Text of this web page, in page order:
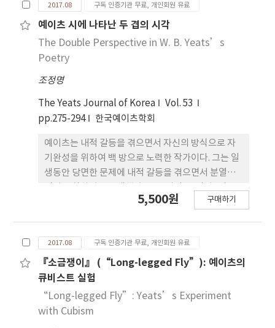
웃고 즐기는 대신에 극의 상징적 의미를 추구하게 된
다. 이 글에서는 『고양이와 달』을 이해하는 한 가지
방법으로서 먼저 작품 자체를 분석하여 작가가 어떻
게 자신의 철학을 극화시켰는지를 밝히고, 다음으로
한다
2017.08 구독 인증기관 무료, 개인회원 유료
예이츠 시에 나타난 두 겹의 시각
The Double Perspective in W. B. Yeats’s
Poetry
조정명
The Yeats Journal of Korea
Vol. 53
pp.275-294
한국예이츠학회
예이츠는 내적 갈등을 겪으면서 자신의 방식으로 자
기완성을 위하여 백 방으로 노력한 작가이다. 그는 일
생동안 당면한 문제에 내적 갈등을 겪으면서 분열하
주의자, 신비주의자, 정치인 등 다 면적인 인물이다.
이다. 본 논문은 그의 시에서 ‘but’과 ’half‘가
맥락에서 ‘두 겹의 시각’으로 어떻게 나타나는지
알아볼 것이다.
5,500원 구매하기
2017.08 구독 인증기관 무료, 개인회원 유료
『소금쟁이』 (“Long-legged Fly”): 예이츠의
큐비스트 실험
“Long-legged Fly”: Yeats’s Experiment
with Cubism